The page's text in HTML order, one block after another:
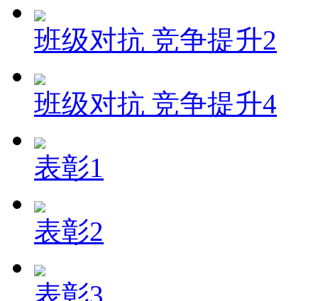
班级对抗 竞争提升2
班级对抗 竞争提升4
表彰1
表彰2